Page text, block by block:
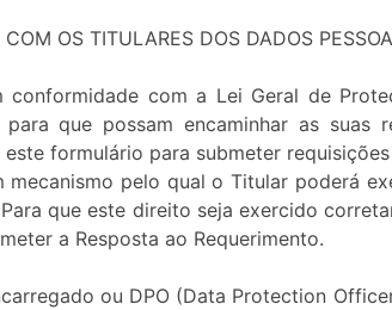
OS TITULARES DOS DADOS
com a Lei Geral de
que possam encaminhar as
formulário para submeter
mecanismo pelo qual o Titular poderá
que este direito seja exercido
a Resposta ao Requerimento.
ou DPO (Data Protection